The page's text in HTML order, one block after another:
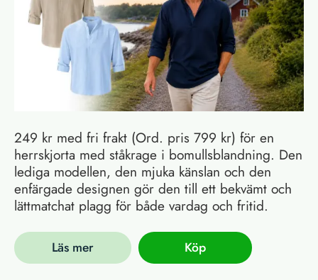
249 kr med fri frakt (Ord. pris 799 kr) för en
herrskjorta med ståkrage i bomullsblandning. Den
lediga modellen, den mjuka känslan och den
enfärgade designen gör den till ett bekvämt och
lättmatchat plagg för både vardag och fritid.
Läs mer Köp